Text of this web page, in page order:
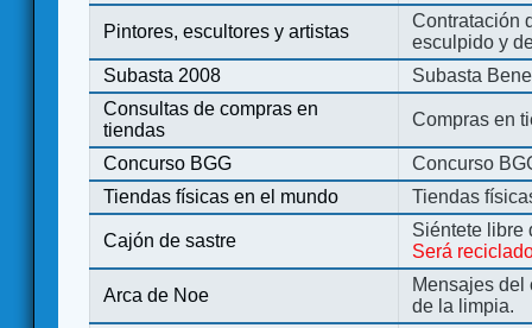
Pintores, escultores y artistas
Contratación
esculpido y
Subasta 2008
Subasta
Consultas de compras en
tiendas
Compras en
Concurso BGG
Concurso
Tiendas físicas en el mundo
Tiendas
Cajón de sastre
Siéntete libre
Será
Arca de Noe
Mensajes del
de la limpia.